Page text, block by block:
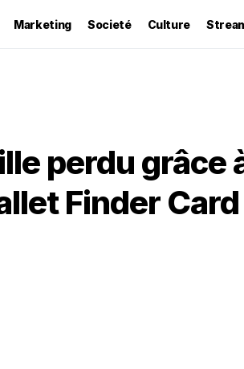
Marketing Societé Culture
perdu grâce
Finder Card